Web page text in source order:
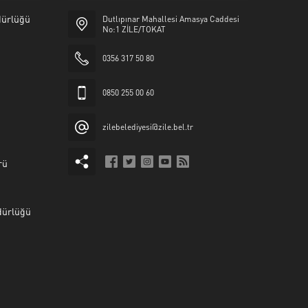
Dutlıpınar Mahallesi Amasya Caddesi
No:1 ZİLE/TOKAT
0356 317 50 80
0850 255 00 60
zilebelediyesi@zile.bel.tr